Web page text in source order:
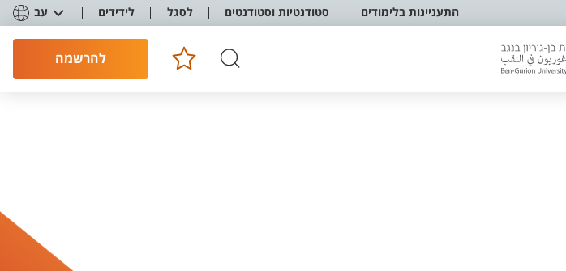
התעניינות בלימודים סטודנטיות וסטודנטים לסגל לידידים עב
להרשמה